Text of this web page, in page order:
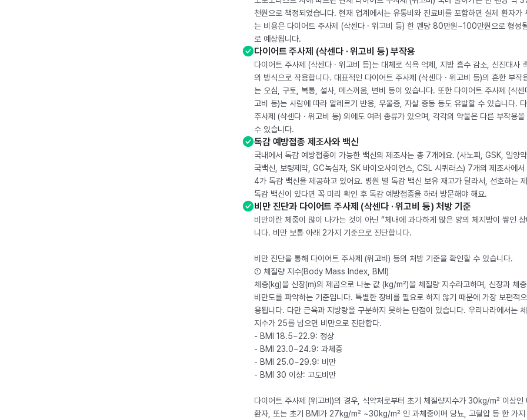
천원으로 책정되었습니다. 현재 업계에서는 유통비와 진료비를 포함하면 실제 환자가
는 비용은 다이어트 주사제 (삭센다 · 위고비 등) 한 펜당 80만원~100만원으로 형성
로 예상됩니다.
다이어트 주사제 (삭센다 · 위고비 등) 부작용
다이어트 주사제 (삭센다 · 위고비 등)는 대체로 식욕 억제, 지방 흡수 감소, 신진대사
의 방식으로 작용합니다. 대표적인 다이어트 주사제 (삭센다 · 위고비 등)의 흔한 부작
는 오심, 구토, 복통, 설사, 메스꺼움, 변비 등이 있습니다. 또한 다이어트 주사제 (삭센
고비 등)는 사람에 따라 알레르기 반응, 우울증, 자살 충동 등도 유발할 수 있습니다.
주사제 (삭센다 · 위고비 등) 외에도 여러 종류가 있으며, 각각의 약물은 다른 부작용을
수 있습니다.
독감 예방접종 제조사와 백신
국내에서 독감 예방접종이 가능한 백신의 제조사는 총 7개에요. (사노피, GSK, 일양
국백신, 보령제약, GC녹십자, SK 바이오사이언스, CSL 시퀴러스) 7개의 제조사에서
4가 독감 백신을 제공하고 있어요. 병원 별 독감 백신 보유 재고가 달라서, 선호하는
독감 백신이 있다면 꼭 미리 확인 후 독감 예방접종을 하러 방문해야 해요.
비만 진단과 다이어트 주사제 (삭센다 · 위고비 등) 처방 기준
비만이란 체중이 많이 나가는 것이 아닌 “체내에 과다하게 많은 양의 체지방이 쌓인
니다. 비만 보통 아래 2가지 기준으로 진단합니다.
비만 진단을 통해 다이어트 주사제 (위고비) 등의 처방 기준을 확인할 수 있습니다.
① 체질량 지수(Body Mass Index, BMI)
체중(kg)을 신장(m)의 제곱으로 나눈 값 (kg/m²)을 체질량 지수라고하며, 신장과 체
비만도를 파악하는 기준입니다. 특별한 장비를 필요로 하지 않기 때문에 가장 보편적
용됩니다. 다만 근육과 지방량을 구분하지 못하는 단점이 있습니다. 우리나라에서는
지수가 25를 넘으면 비만으로 진단합다.
- BMI 18.5~22.9: 정상
- BMI 23.0~24.9: 과체중
- BMI 25.0~29.9: 비만
- BMI 30 이상: 고도비만
다이어트 주사제 (위고비)의 경우, 식약처로부터 초기 체질량지수가 30kg/m² 이상인
환자, 또는 초기 BMI가 27kg/m² ~30kg/m² 인 과체중이며 당뇨, 고혈압 등 한 가지